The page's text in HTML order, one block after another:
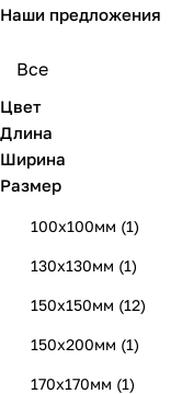
Наши предложения
Все
Цвет
Длина
Ширина
Размер
100х100мм (1)
130х130мм (1)
150х150мм (12)
150х200мм (1)
170х170мм (1)